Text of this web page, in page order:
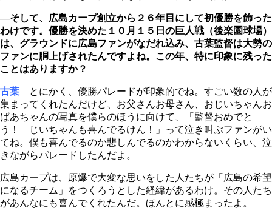
―そして、広島カープ創立から２６年目にして初優勝を飾った
わけです。優勝を決めた１０月１５日の巨人戦（後楽園球場）
は、グラウンドに広島ファンがなだれ込み、古葉監督は大勢の
ファンに胴上げされたんですよね。この年、特に印象に残った
ことはありますか？
古葉 とにかく、優勝パレードが印象的でね。すごい数の人が
集まってくれたんだけど、お父さんお母さん、おじいちゃんお
ばあちゃんの写真を僕らのほうに向けて、「監督おめでと
う！ じいちゃんも喜んでるけん！」って泣き叫ぶファンがい
てね。僕も喜んでるのか悲しんでるのかわからないくらい、泣
きながらパレードしたんだよ。
広島カープは、原爆で大変な思いをした人たちが「広島の希望
になるチーム」をつくろうとした経緯があるわけ。その人たち
があんなにも喜んでくれたんだ。ほんとに感極まったよ。